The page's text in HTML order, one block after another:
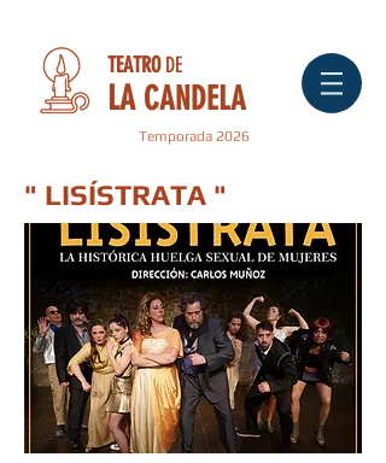
TEATRO DE
LA CANDELA
Temporada 2026
" LISÍSTRATA "